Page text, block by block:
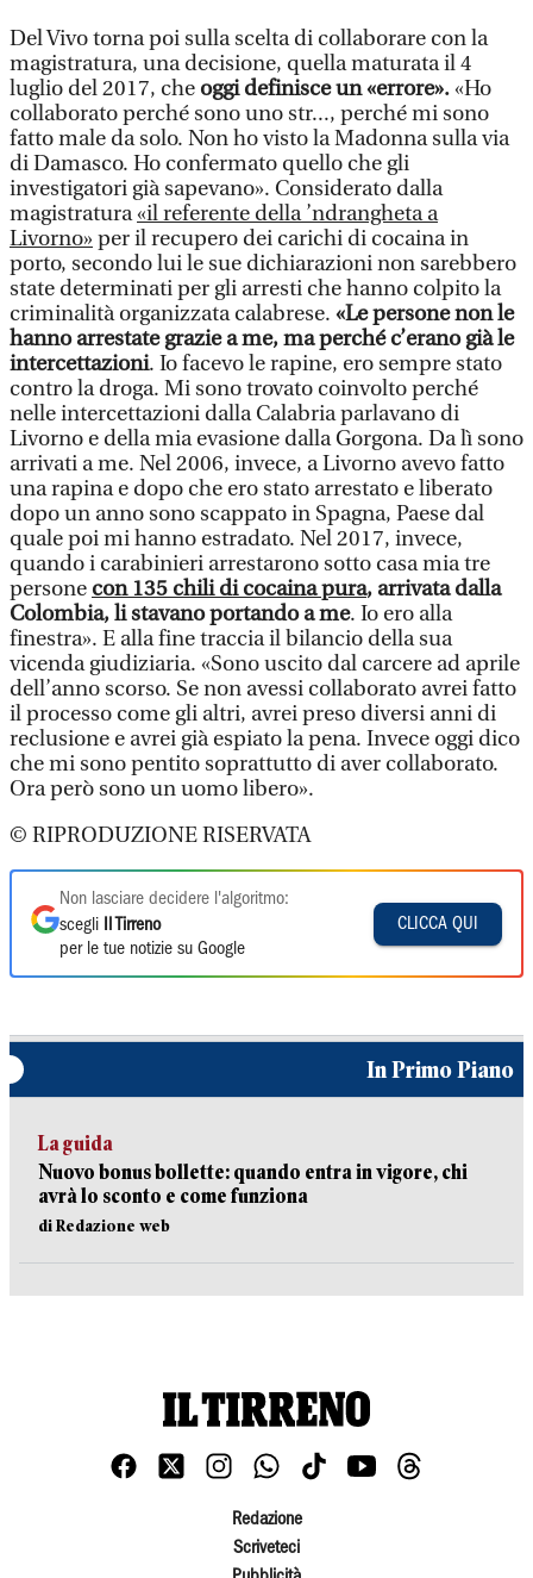
Del Vivo torna poi sulla scelta di collaborare con la
magistratura, una decisione, quella maturata il 4
luglio del 2017, che oggi definisce un «errore».«Ho
collaborato perché sono uno str..., perché mi sono
fatto male da solo. Non ho visto la Madonna sulla via
di Damasco. Ho confermato quello che gli
investigatori già sapevano». Considerato dalla
magistratura«il referente della ’ndrangheta a
Livorno» per il recupero dei carichi di cocaina in
porto, secondo lui le sue dichiarazioni non sarebbero
state determinati per gli arresti che hanno colpito la
criminalità organizzata calabrese. «Le persone non le
hanno arrestate grazie a me, ma perché c’erano già le
intercettazioni. Io facevo le rapine, ero sempre stato
contro la droga. Mi sono trovato coinvolto perché
nelle intercettazioni dalla Calabria parlavano di
Livorno e della mia evasione dalla Gorgona. Da lì sono
arrivati a me. Nel 2006, invece, a Livorno avevo fatto
una rapina e dopo che ero stato arrestato e liberato
dopo un anno sono scappato in Spagna, Paese dal
quale poi mi hanno estradato. Nel 2017, invece,
quando i carabinieri arrestarono sotto casa mia tre
persone con 135 chili di cocaina pura, arrivata dalla
Colombia, li stavano portando a me. Io ero alla
finestra». E alla fine traccia il bilancio della sua
vicenda giudiziaria. «Sono uscito dal carcere ad aprile
dell’anno scorso. Se non avessi collaborato avrei fatto
il processo come gli altri, avrei preso diversi anni di
reclusione e avrei già espiato la pena. Invece oggi dico
che mi sono pentito soprattutto di aver collaborato.
Ora però sono un uomo libero».
© RIPRODUZIONE RISERVATA
Non lasciare decidere l'algoritmo:
scegli
Il Tirreno
per le tue notizie su Google
CLICCA QUI
In Primo Piano
La guida
Nuovo bonus bollette: quando entra in vigore, chi
avrà lo sconto e come funziona
di Redazione web
Redazione
Scriveteci